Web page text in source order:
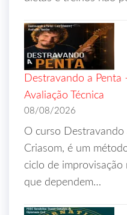
Destravando a Penta
Avaliação Técnica
08/08/2026
O curso Destravando
Criasom, é um
ciclo de improvisação
que dependem…